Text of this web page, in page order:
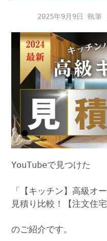
2025年9月9日
YouTubeで見つけた
「【キッチン】高級オ
見積り比較！【注文住宅
のご紹介です。